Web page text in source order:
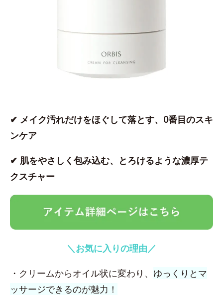
✔ メイク汚れだけをほぐして落とす、0番目のスキ
ンケア
✔ 肌をやさしく包み込む、とろけるような濃厚テ
クスチャー
＼お気に入りの理由／
・クリームからオイル状に変わり、 ゆっくりとマ
ッサージできるのが魅力！